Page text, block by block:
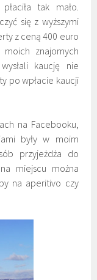
tak mało.
się z wyższymi
z ceną 400 euro
moich znajomych
kaucję nie
po wpłacie kaucji
na Facebooku,
były w moim
przyjeżdża do
miejscu można
na aperitivo czy